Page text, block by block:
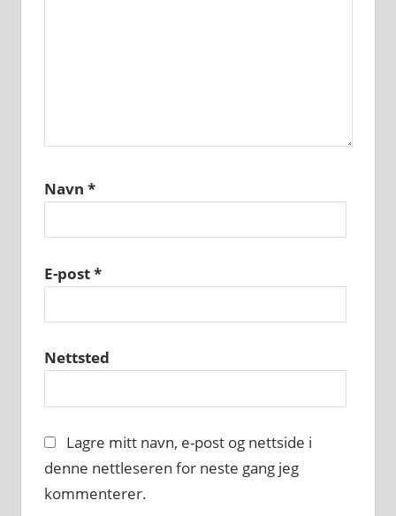
Navn *
E-post*
Nettsted
Lagre mitt navn, e-post og nettside i
denne nettleseren for neste gang jeg
kommenterer.